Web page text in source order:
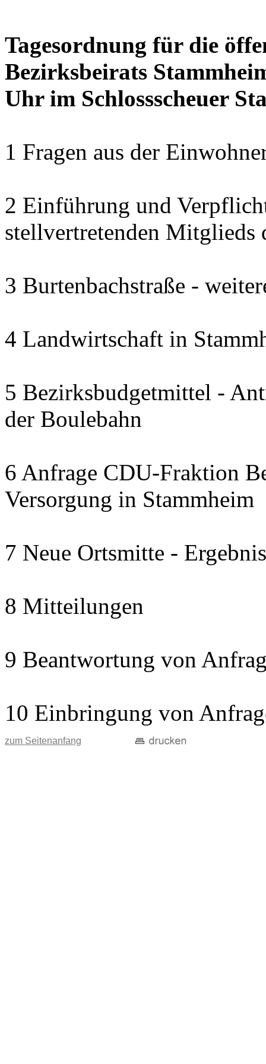
Tagesordnung für die
Bezirksbeirats
Uhr im Schlossscheuer
1 Fragen aus der
2 Einführung und
stellvertretenden Mitglieds
3 Burtenbachstraße -
4 Landwirtschaft in
5 Bezirksbudgetmittel -
der Boulebahn
6 Anfrage CDU-Fraktion
Versorgung in Stammheim
7 Neue Ortsmitte -
8 Mitteilungen
9 Beantwortung von
10 Einbringung von
zum Seitenanfang